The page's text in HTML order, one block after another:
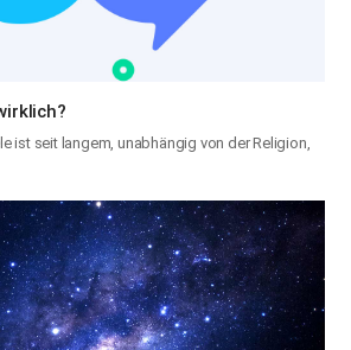
ist seit langem, unabhängig von der Religion,